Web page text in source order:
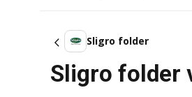
Sligro folder
Sligro folder